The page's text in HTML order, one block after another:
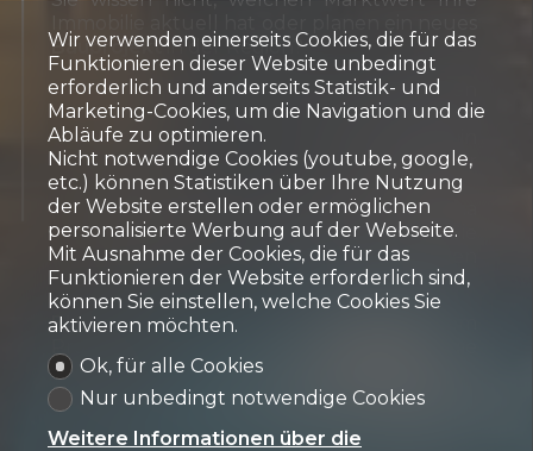
Bauprojektin der Region?
Immobilienschätzung:Unsere Experten
stehen Ihnen für fachgerechte und
marktgerechte Schätzungen in
Lenzerheide und Valbella gerne zur
Verfügung.
Bauen & Entwickeln:Auch beim Thema
Bauen in der Region begleiten wir Sie
mit unserer fundierten lokalen
Expertise.
Blaesi Immobilien AG
nähere Umgebung.
Wir verwenden einerseits Cookies, die für das
Funktionieren dieser Website unbedingt
erforderlich und anderseits Statistik- und
Marketing-Cookies, um die Navigation und die
Abläufe zu optimieren.
Nicht notwendige Cookies (youtube, google,
etc.) können Statistiken über Ihre Nutzung
der Website erstellen oder ermöglichen
personalisierte Werbung auf der Webseite.
Mit Ausnahme der Cookies, die für das
Funktionieren der Website erforderlich sind,
können Sie einstellen, welche Cookies Sie
aktivieren möchten.
Ok, für alle Cookies
Nur unbedingt notwendige Cookies
Weitere Informationen über die